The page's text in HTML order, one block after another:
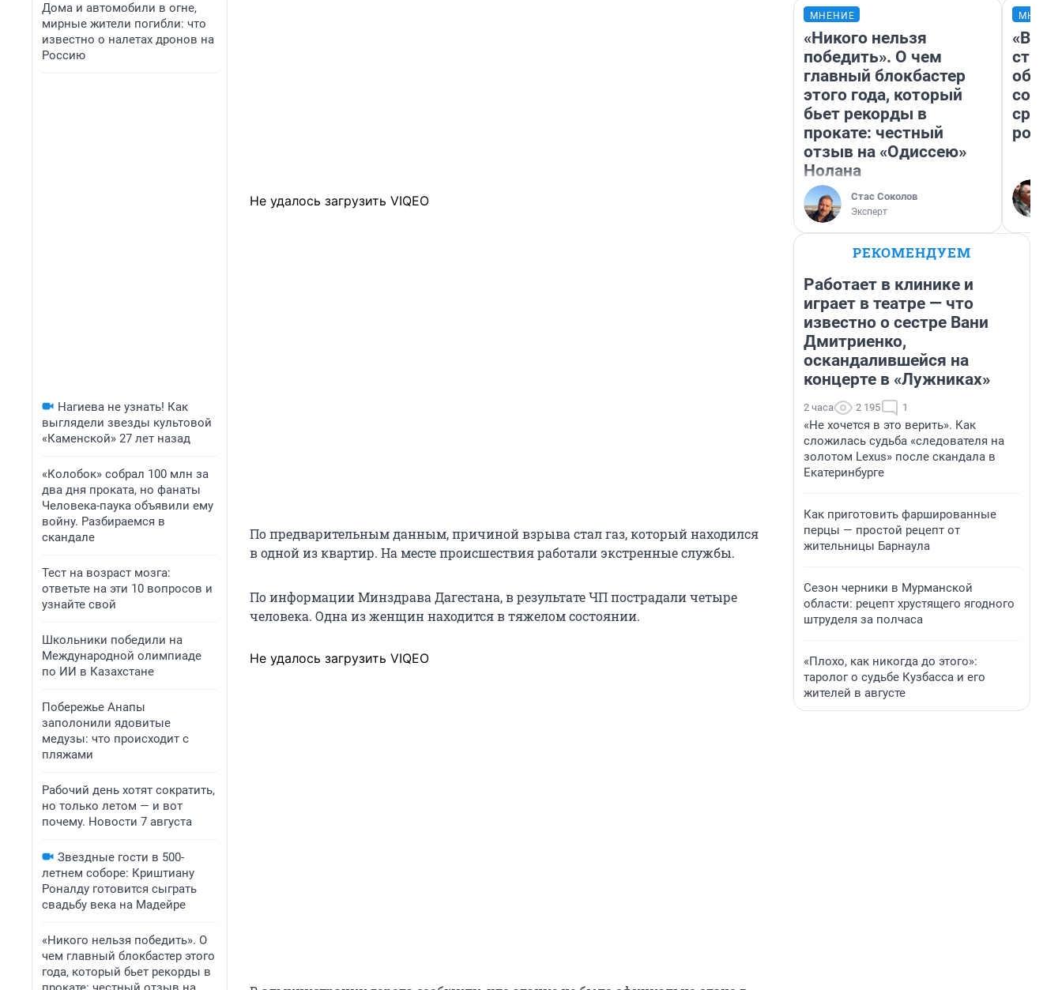
Дома и автомобили в огне,
мирные жители погибли: что
известно о налетах дронов на
Россию
Нагиева не узнать! Как
выглядели звезды культовой
«Каменской» 27 лет назад
«Колобок» собрал 100 млн за
два дня проката, но фанаты
Человека-паука объявили ему
войну. Разбираемся в
скандале
Тест на возраст мозга:
ответьте на эти 10 вопросов и
узнайте свой
Школьники победили на
Международной олимпиаде
по ИИ в Казахстане
Побережье Анапы
заполонили ядовитые
медузы: что происходит с
пляжами
Рабочий день хотят сократить,
но только летом — и вот
почему. Новости 7 августа
Звездные гости в 500-
летнем соборе: Криштиану
Роналду готовится сыграть
свадьбу века на Мадейре
«Никого нельзя победить». О
чем главный блокбастер этого
года, который бьет рекорды в
Не удалось загрузить VIQEO
По предварительным данным, причиной взрыва стал газ, который находился
в одной из квартир. На месте происшествия работали экстренные службы.
По информации Минздрава Дагестана, в результате ЧП пострадали четыре
человека. Одна из женщин находится в тяжелом состоянии.
Не удалось загрузить VIQEO
МНЕНИЕ
«Никого нельзя
победить». О чем
главный блокбастер
этого года, который
бьет рекорды в
прокате: честный
отзыв на «Одиссею»
Нолана
Стас Соколов
Эксперт
«В
РЕКОМЕНДУЕМ
Работает в клинике и
играет в театре — что
известно о сестре Вани
Дмитриенко,
оскандалившейся на
концерте в «Лужниках»
2 часа 2 195 1
«Не хочется в это верить». Как
сложилась судьба «следователя на
золотом Lexus» после скандала в
Екатеринбурге
Как приготовить фаршированные
перцы — простой рецепт от
жительницы Барнаула
Сезон черники в Мурманской
области: рецепт хрустящего ягодного
штруделя за полчаса
«Плохо, как никогда до этого»:
таролог о судьбе Кузбасса и его
жителей в августе